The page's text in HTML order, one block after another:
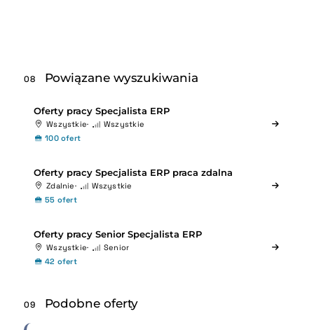
08 Powiązane wyszukiwania
Oferty pracy Specjalista ERP
Wszystkie
Wszystkie
100 ofert
Oferty pracy Specjalista ERP praca zdalna
Zdalnie
Wszystkie
55 ofert
Oferty pracy Senior Specjalista ERP
Wszystkie
Senior
42 ofert
09 Podobne oferty